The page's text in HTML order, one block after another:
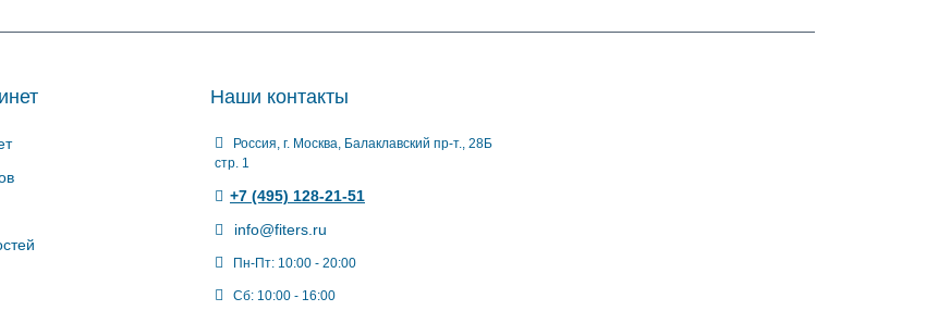
Наши контакты
Россия, г. Москва, Балаклавский пр-т., 28Б
стр. 1
+7 (495) 128-21-51
info@fiters.ru
Пн-Пт: 10:00 - 20:00
Сб: 10:00 - 16:00